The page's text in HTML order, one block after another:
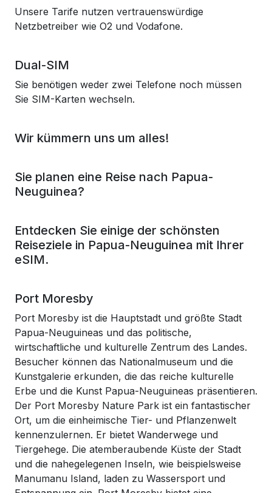
Unsere Tarife nutzen vertrauenswürdige
Netzbetreiber wie O2 und Vodafone.
Dual-SIM
Sie benötigen weder zwei Telefone noch müssen
Sie SIM-Karten wechseln.
Wir kümmern uns um alles!
Sie planen eine Reise nach Papua-
Neuguinea?
Entdecken Sie einige der schönsten
Reiseziele in Papua-Neuguinea mit Ihrer
eSIM.
Port Moresby
Port Moresby ist die Hauptstadt und größte Stadt
Papua-Neuguineas und das politische,
wirtschaftliche und kulturelle Zentrum des Landes.
Besucher können das Nationalmuseum und die
Kunstgalerie erkunden, die das reiche kulturelle
Erbe und die Kunst Papua-Neuguineas präsentieren.
Der Port Moresby Nature Park ist ein fantastischer
Ort, um die einheimische Tier- und Pflanzenwelt
kennenzulernen. Er bietet Wanderwege und
Tiergehege. Die atemberaubende Küste der Stadt
und die nahegelegenen Inseln, wie beispielsweise
Manumanu Island, laden zu Wassersport und